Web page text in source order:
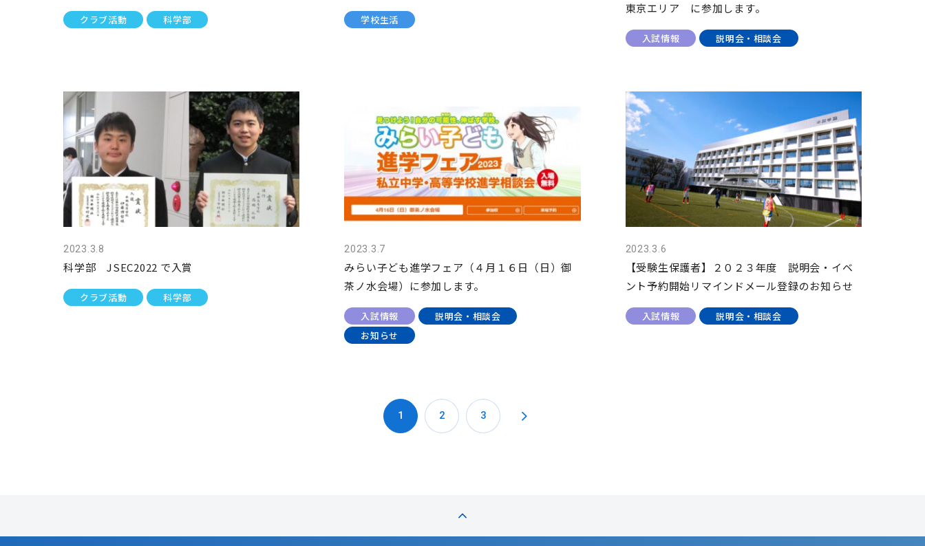
クラブ活動 科学部 学校生活
東京エリア に参加します。
入試情報 説明会・相談会
2023.3.8
科学部 JSEC2022 で入賞
クラブ活動 科学部
2023.3.7
みらい子ども進学フェア（４月１６日（日）御
茶ノ水会場）に参加します。
入試情報
説明会・相談会
お知らせ
2023.3.6
【受験生保護者】２０２３年度 説明会・イベ
ント予約開始リマインドメール登録のお知らせ
入試情報 説明会・相談会
1 2 3